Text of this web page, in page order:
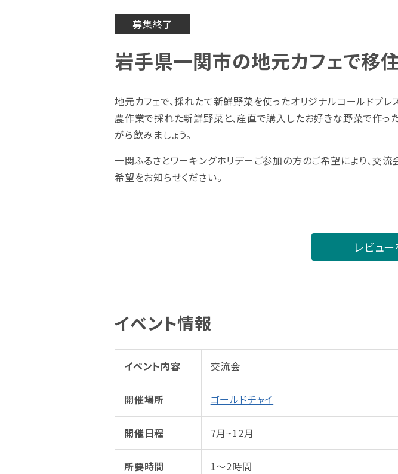
募集終了
岩手県一関市の地元カフェで移
地元カフェで、採れたて新鮮野菜を使ったオリジナルコールドプレ
農作業で採れた新鮮野菜と、産直で購入したお好きな野菜で作っ
がら飲みましょう。
一関ふるさとワーキングホリデーご参加の方のご希望により、交
希望をお知らせください。
レビュ
イベント情報
イベント内容 交流会
開催場所 ゴールドチャイ
開催日程 7月~12月
所要時間 1～2時間